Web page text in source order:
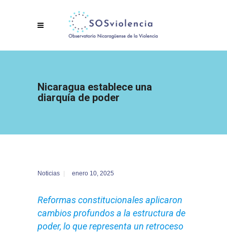
Nicaragua establece una
diarquía de poder
Noticias enero 10, 2025
Reformas constitucionales aplicaron
cambios profundos a la estructura de
poder, lo que representa un retroceso